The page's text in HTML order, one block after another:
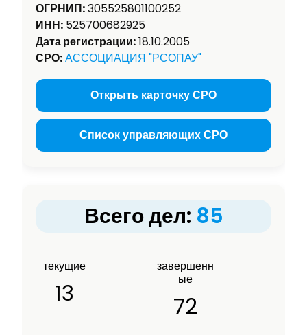
ОГРНИП:305525801100252
ИНН: 525700682925
Дата регистрации:18.10.2005
СРО:АССОЦИАЦИЯ "РСОПАУ"
Открыть карточку СРО
Список управляющих СРО
Всего дел: 85
текущие
13
завершенн
ые
72